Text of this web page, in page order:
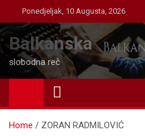
to
content
Ponedjeljak, 10 Augusta, 2026
Balkanska
slobodna reč
Home ZORAN RADMILOVIĆ